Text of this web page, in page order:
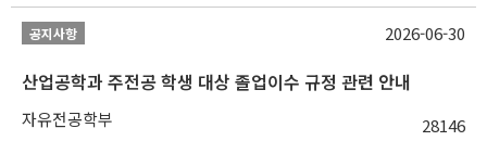
공지사항
산업공학과 주전공 학생 대상 졸업이수 규정 관련 안내
자유전공학부 28146
2026-06-30